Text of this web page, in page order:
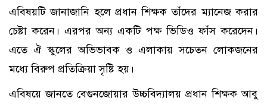
এবিষয়টি জানাজানি হলে প্রধান শিক্ষক তাঁদের ম্যানেজ করার
চেষ্টা করেন। এরপর অন্য একটি পক্ষ ভিডিও ফাঁস করেদেন।
এতে ঐ স্কুলের অভিভাবক ও এলাকায় সচেতন লোকজনের
মধ্যে বিরুপ প্রতিক্রিয়া সৃষ্টি হয়।
এবিষয়ে জানতে বেগুনজোয়ার উচ্চবিদ্যালয় প্রধান শিক্ষক আবু